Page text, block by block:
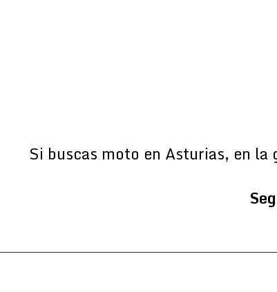
Si buscas moto en Asturias, en